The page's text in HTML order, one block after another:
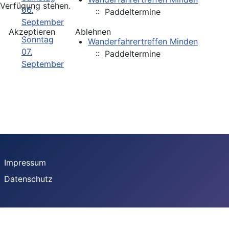
06.
September
:: Paddeltermine
Sonntag
07.
September
Wanderfahrertreffen Minden
:: Paddeltermine
Impressum
Datenschutz
Verfügung stehen.
Akzeptieren Ablehnen